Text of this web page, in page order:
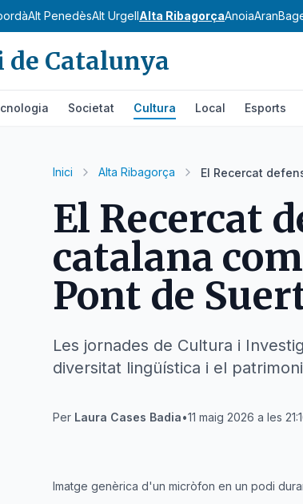
Alt PenedèsAlt UrgellAlta RibagorçaAnoiaAran
de Catalunya
Societat Cultura Local Esports
Inici Alta Ribagorça El Recercat
El Recercat
catalana
Pont de
Les jornades de Cultura i
diversitat lingüística i el
Per Laura Cases Badia•11 maig 2026 a les
Imatge genèrica d'un micròfon en un podi